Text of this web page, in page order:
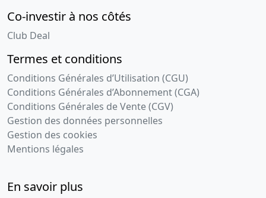
Co-investir à nos côtés
Club Deal
Termes et conditions
Conditions Générales d’Utilisation (CGU)
Conditions Générales d’Abonnement (CGA)
Conditions Générales de Vente (CGV)
Gestion des données personnelles
Gestion des cookies
Mentions légales
En savoir plus